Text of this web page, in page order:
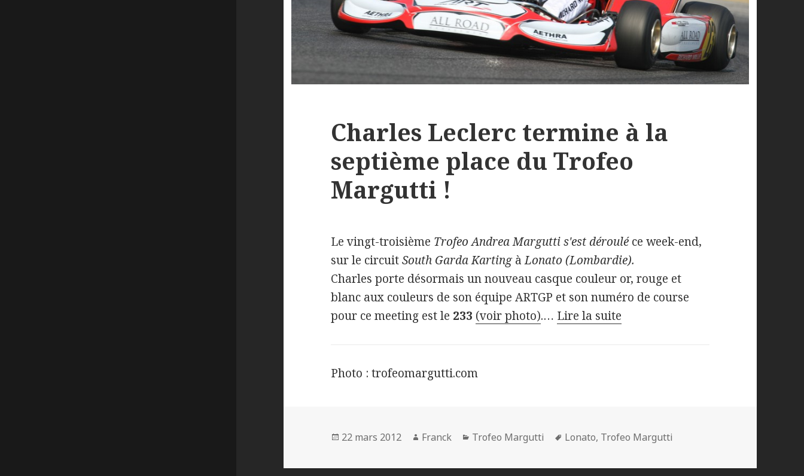
Charles Leclerc termine à la
septième place du Trofeo
Margutti !
Le vingt-troisième Trofeo Andrea Margutti s'est dérouléce week-end,
sur le circuitSouth Garda KartingàLonato (Lombardie).
Charles porte désormais un nouveau casque couleur or, rouge et
blanc aux couleurs de son équipe ARTGP et son numéro de course
pour ce meeting est le 233 (voir photo).… Lire la suite
Photo : trofeomargutti.com
Publié
22 mars 2012 Auteur
Franck Catégories
Trofeo Margutti
Mots-
Lonato, Trofeo Margutti